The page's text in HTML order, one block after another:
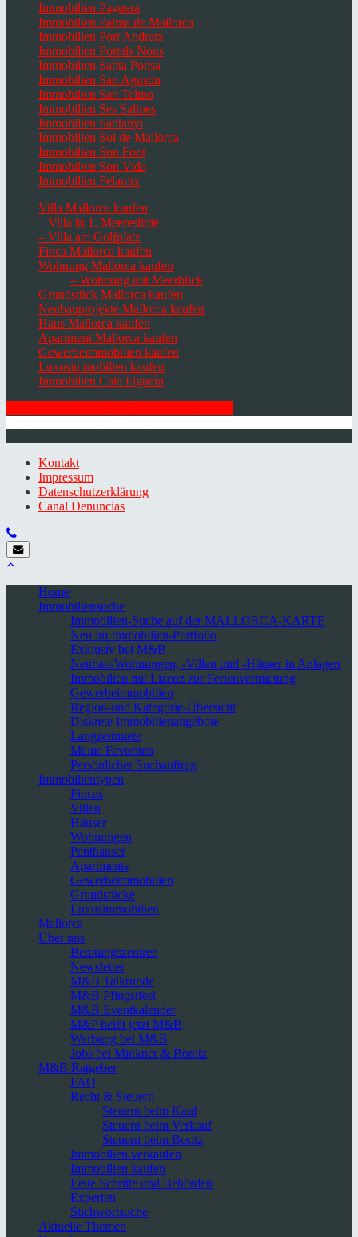
Immobilien Paguera
Immobilien Palma de Mallorca
Immobilien Port Andratx
Immobilien Portals Nous
Immobilien Santa Ponsa
Immobilien San Agustin
Immobilien San Telmo
Immobilien Ses Salines
Immobilien Santanyi
Immobilien Sol de Mallorca
Immobilien Son Font
Immobilien Son Vida
Immobilien Felanitx
Villa Mallorca kaufen
– Villa in 1. Meereslinie
– Villa am Golfplatz
Finca Mallorca kaufen
Wohnung Mallorca kaufen
– Wohnung mit Meerblick
Grundstück Mallorca kaufen
Neubauprojekte Mallorca kaufen
Haus Mallorca kaufen
Apartment Mallorca kaufen
Gewerbeimmobilien kaufen
Luxusimmobilien kaufen
Immobilien Cala Figuera
Kontakt
Impressum
Datenschutzerklärung
Canal Denuncias
Home
Immobiliensuche
Immobilien-Suche auf der MALLORCA-KARTE
Neu im Immobilien-Portfolio
Exklusiv bei M&B
Neubau-Wohnungen, -Villen und -Häuser in Anlagen
Immobilien mit Lizenz zur Ferienvermietung
Gewerbeimmobilien
Region-und Kategorie-Übersicht
Diskrete Immobilienangebote
Langzeitmiete
Meine Favoriten
Persönlicher Suchauftrag
Immobilientypen
Fincas
Villen
Häuser
Wohnungen
Penthäuser
Apartments
Gewerbeimmobilien
Grundstücke
Luxusimmobilien
Mallorca
Über uns
Beratungszentren
Newsletter
M&B Talkrunde
M&B Pfingstfest
M&B Eventkalender
M&P heißt jetzt M&B
Werbung bei M&B
Jobs bei Minkner & Bonitz
M&B Ratgeber
FAQ
Recht & Steuern
Steuern beim Kauf
Steuern beim Verkauf
Steuern beim Besitz
Immobilien verkaufen
Immobilien kaufen
Erste Schritte und Behörden
Experten
Stichwortsuche
Aktuelle Themen